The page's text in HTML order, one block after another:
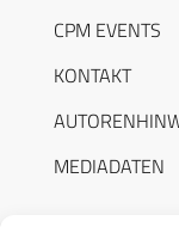
CPM EVENTS
KONTAKT
MEDIADATEN